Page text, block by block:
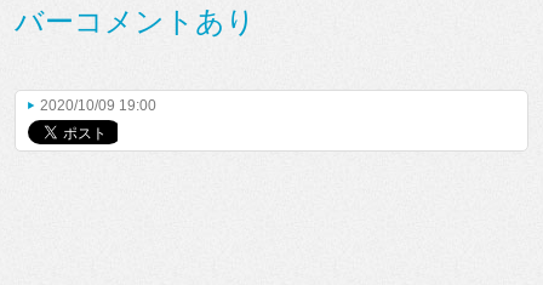
バーコメントあり
2020/10/09 19:00